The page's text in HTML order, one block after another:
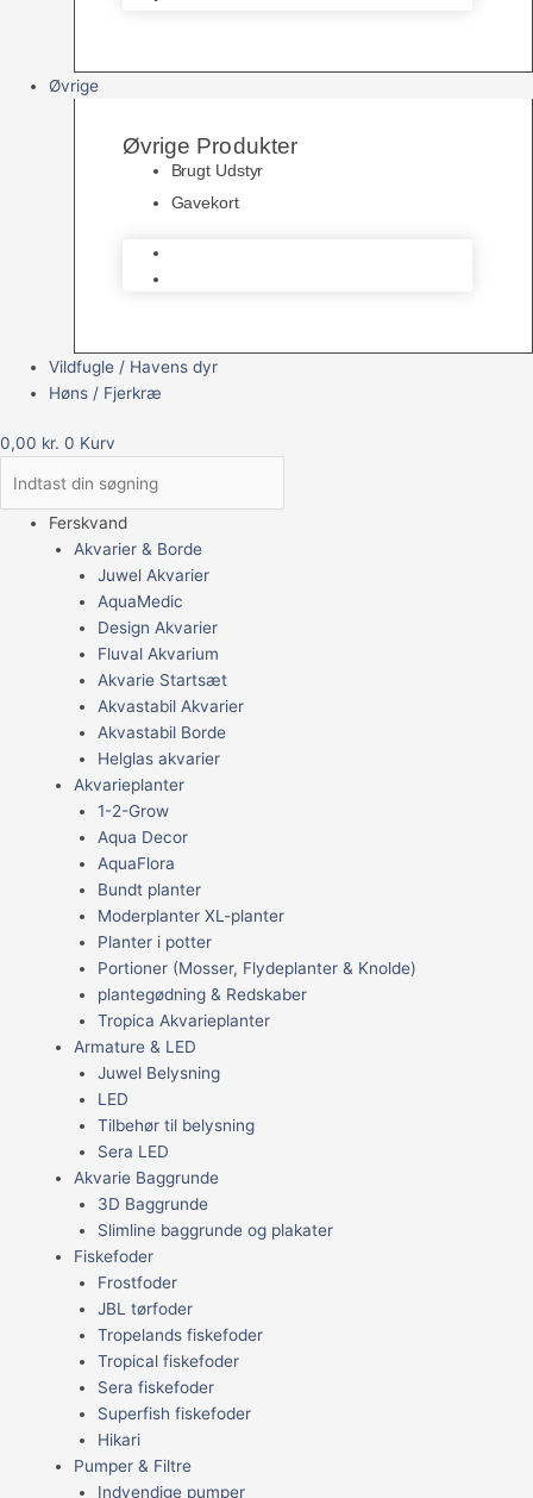
Øvrige
Øvrige Produkter
Brugt Udstyr
Gavekort
Vildfugle / Havens dyr
Høns / Fjerkræ
0,00 kr. 0 Kurv
Ferskvand
Akvarier & Borde
Juwel Akvarier
AquaMedic
Design Akvarier
Fluval Akvarium
Akvarie Startsæt
Akvastabil Akvarier
Akvastabil Borde
Helglas akvarier
Akvarieplanter
1-2-Grow
Aqua Decor
AquaFlora
Bundt planter
Moderplanter XL-planter
Planter i potter
Portioner (Mosser, Flydeplanter & Knolde)
plantegødning & Redskaber
Tropica Akvarieplanter
Armature & LED
Juwel Belysning
LED
Tilbehør til belysning
Sera LED
Akvarie Baggrunde
3D Baggrunde
Slimline baggrunde og plakater
Fiskefoder
Frostfoder
JBL tørfoder
Tropelands fiskefoder
Tropical fiskefoder
Sera fiskefoder
Superfish fiskefoder
Hikari
Pumper & Filtre
Indvendige pumper